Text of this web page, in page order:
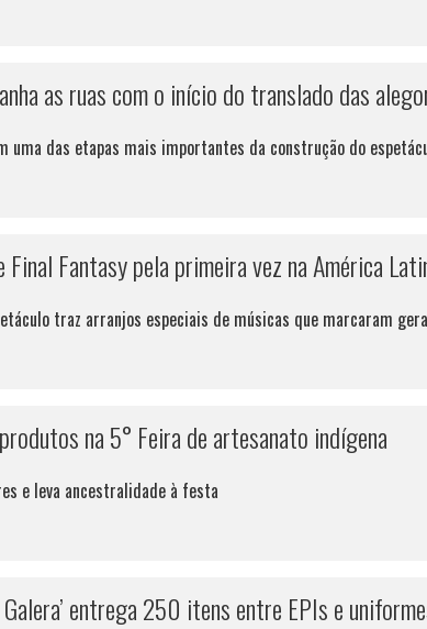
as ruas com o início do translado das
das etapas mais importantes da construção do
Fantasy pela primeira vez na América
traz arranjos especiais de músicas que marcaram
na 5° Feira de artesanato indígena
e leva ancestralidade à festa
entrega 250 itens entre EPIs e